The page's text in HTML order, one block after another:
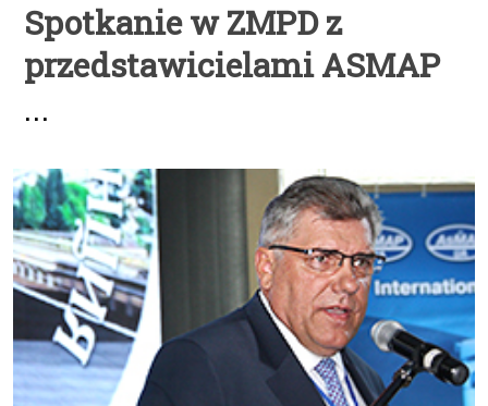
Spotkanie w ZMPD z
przedstawicielami ASMAP
...